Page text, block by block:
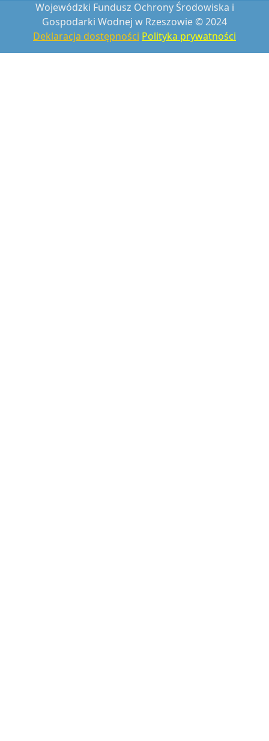
Wojewódzki Fundusz Ochrony Środowiska i
Gospodarki Wodnej w Rzeszowie © 2024
Deklaracja dostępności Polityka prywatności